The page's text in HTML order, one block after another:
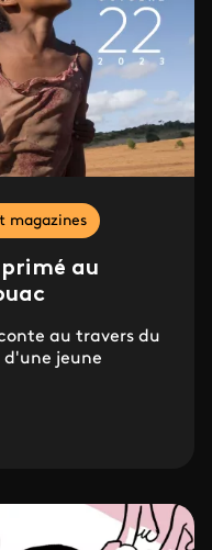
magazines
au
au travers du
jeune